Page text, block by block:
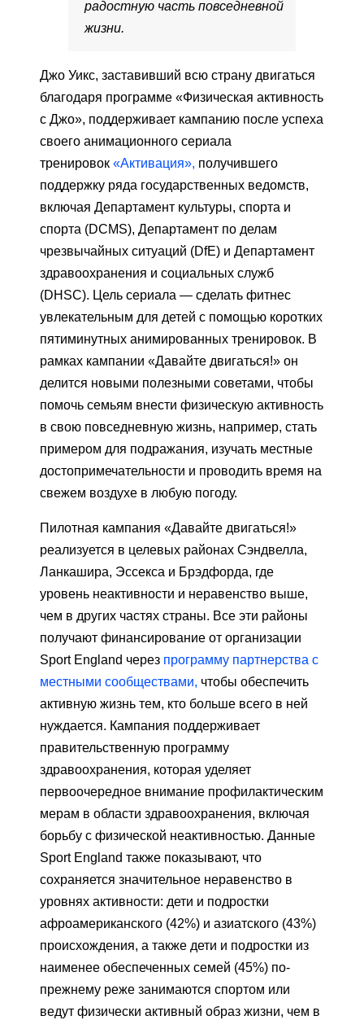
радостную часть повседневной
жизни.
Джо Уикс, заставивший всю страну двигаться
благодаря программе «Физическая активность
с Джо», поддерживает кампанию после успеха
своего анимационного сериала
тренировок «Активация», получившего
поддержку ряда государственных ведомств,
включая Департамент культуры, спорта и
спорта (DCMS), Департамент по делам
чрезвычайных ситуаций (DfE) и Департамент
здравоохранения и социальных служб
(DHSC). Цель сериала — сделать фитнес
увлекательным для детей с помощью коротких
пятиминутных анимированных тренировок. В
рамках кампании «Давайте двигаться!» он
делится новыми полезными советами, чтобы
помочь семьям внести физическую активность
в свою повседневную жизнь, например, стать
примером для подражания, изучать местные
достопримечательности и проводить время на
свежем воздухе в любую погоду.
Пилотная кампания «Давайте двигаться!»
реализуется в целевых районах Сэндвелла,
Ланкашира, Эссекса и Брэдфорда, где
уровень неактивности и неравенство выше,
чем в других частях страны. Все эти районы
получают финансирование от организации
Sport England через программу партнерства с
местными сообществами, чтобы обеспечить
активную жизнь тем, кто больше всего в ней
нуждается. Кампания поддерживает
правительственную программу
здравоохранения, которая уделяет
первоочередное внимание профилактическим
мерам в области здравоохранения, включая
борьбу с физической неактивностью. Данные
Sport England также показывают, что
сохраняется значительное неравенство в
уровнях активности: дети и подростки
афроамериканского (42%) и азиатского (43%)
происхождения, а также дети и подростки из
наименее обеспеченных семей (45%) по-
прежнему реже занимаются спортом или
ведут физически активный образ жизни, чем в